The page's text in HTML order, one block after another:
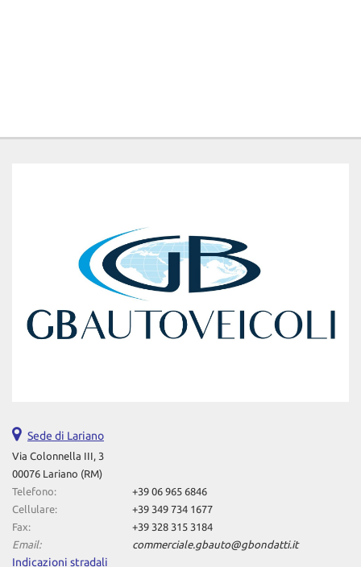
Sede di Lariano
Via Colonnella III, 3
00076 Lariano (RM)
Telefono:
+39 06 965 6846
Cellulare:
+39 349 734 1677
Fax:
+39 328 315 3184
Email:
commerciale.gbauto@gbondatti.it
Indicazioni stradali